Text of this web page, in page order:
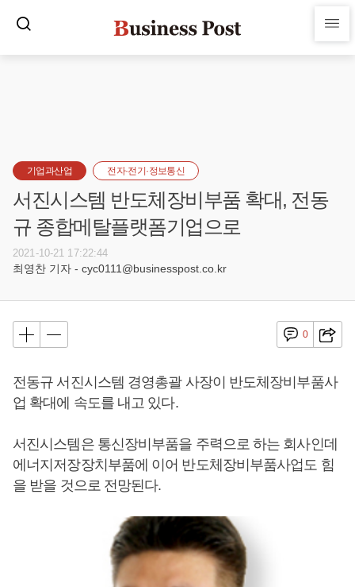
기업과산업 전자·전기·정보통신
서진시스템 반도체장비부품 확대, 전동
규 종합메탈플랫폼기업으로
2021-10-21 17:22:44
최영찬 기자 - cyc0111@businesspost.co.kr
0
전동규 서진시스템 경영총괄 사장이 반도체장비부품사
업 확대에 속도를 내고 있다.
서진시스템은 통신장비부품을 주력으로 하는 회사인데
에너지저장장치부품에 이어 반도체장비부품사업도 힘
을 받을 것으로 전망된다.